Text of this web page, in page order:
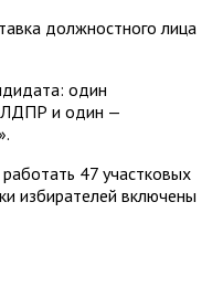
должностного лица
один
ЛДПР и один —
47 участковых
избирателей включены